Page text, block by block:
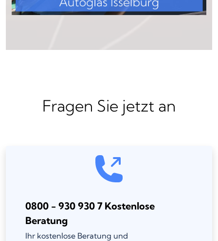
Fragen Sie jetzt an
0800 - 930 930 7 Kostenlose
Beratung
Ihr kostenlose Beratung und